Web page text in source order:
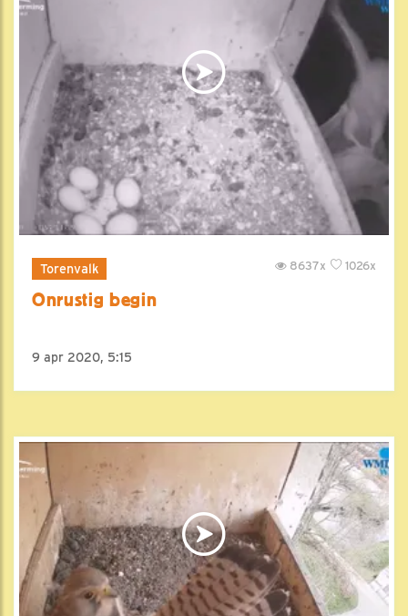
Torenvalk 1026x
8637x
Onrustig begin
9 apr 2020, 5:15